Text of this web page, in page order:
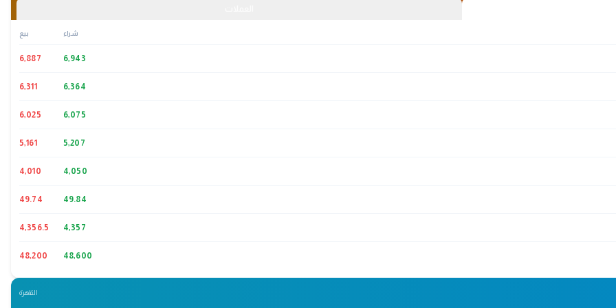
شراء بيع
6,943
6,887
6,364
6,311
6,075
6,025
5,207
5,161
4,050
4,010
49.84
49.74
4,357
4,356.5
48,600
48,200
القاهرة